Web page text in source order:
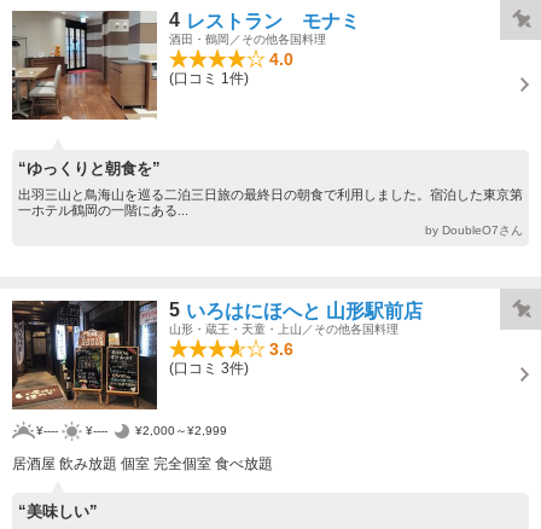
4 レストラン モナミ
酒田・鶴岡／その他各国料理
4.0
(口コミ 1件)
“ゆっくりと朝食を”
出羽三山と鳥海山を巡る二泊三日旅の最終日の朝食で利用しました。宿泊した東京第
一ホテル鶴岡の一階にある...
by DoubleO7さん
5 いろはにほへと 山形駅前店
山形・蔵王・天童・上山／その他各国料理
3.6
(口コミ 3件)
¥---- ¥---- ¥2,000～¥2,999
居酒屋 飲み放題 個室 完全個室 食べ放題
“美味しい”